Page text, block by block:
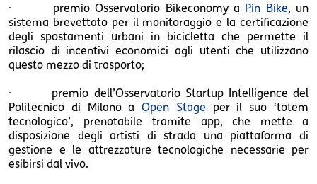
· premio Osservatorio Bikeconomy a Pin Bike, un
sistema brevettato per il monitoraggio e la certificazione
degli spostamenti urbani in bicicletta che permette il
rilascio di incentivi economici agli utenti che utilizzano
questo mezzo di trasporto;
· premio dell’Osservatorio Startup Intelligence del
Politecnico di Milano aOpen Stage per il suo ‘totem
tecnologico’, prenotabile tramite app, che mette a
disposizione degli artisti di strada una piattaforma di
gestione e le attrezzature tecnologiche necessarie per
esibirsi dal vivo.